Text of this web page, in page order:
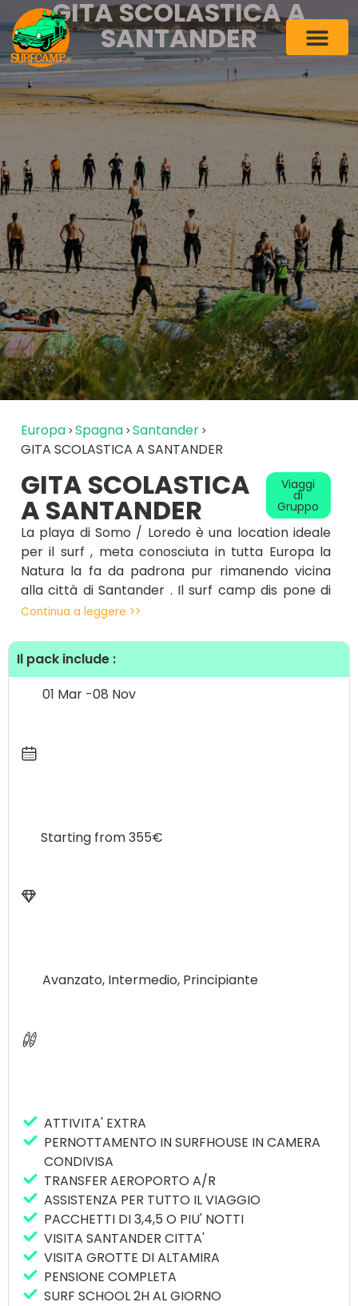
GITA SCOLASTICA A
SANTANDER
Europa Spagna Santander
GITA SCOLASTICA A SANTANDER
GITA SCOLASTICA
A SANTANDER
Viaggi
di
Gruppo
La playa di Somo / Loredo è una location ideale
per il surf , meta conosciuta in tutta Europa la
Natura la fa da padrona pur rimanendo vicina
alla città di Santander . Il surf camp dis pone di
sistemazioni perfette per alloggiare i vostri alunni
servizi ideali per gestire gruppi sia piccoli sotto le
20 persone che estremamente numerosi .
Attrezzatura di qualità , pensione completa ,
storico sono i punti di forza per una proposta di
gita scolastica completa , dove i vostri ragazzi
Continua a leggere >>
Il pack include :
01 Mar -08 Nov
Starting from 355€
Avanzato, Intermedio, Principiante
ATTIVITA' EXTRA
PERNOTTAMENTO IN SURFHOUSE IN CAMERA
CONDIVISA
TRANSFER AEROPORTO A/R
ASSISTENZA PER TUTTO IL VIAGGIO
PACCHETTI DI 3,4,5 O PIU' NOTTI
VISITA SANTANDER CITTA'
VISITA GROTTE DI ALTAMIRA
PENSIONE COMPLETA
SURF SCHOOL 2H AL GIORNO